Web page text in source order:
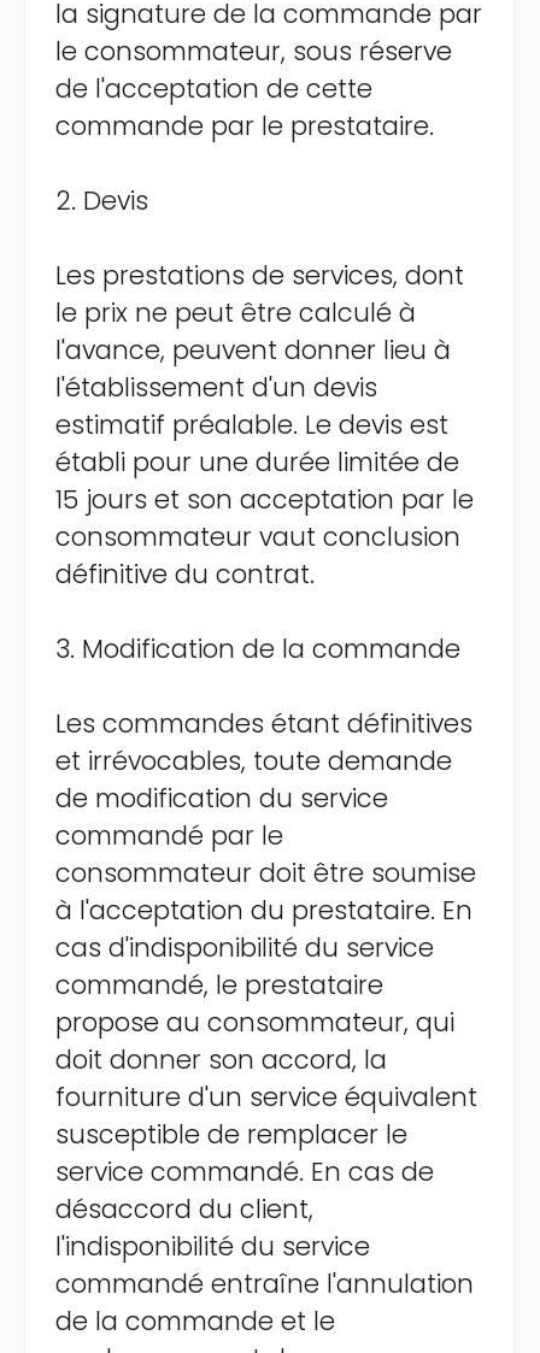
la signature de la commande par
le consommateur, sous réserve
de l'acceptation de cette
commande par le prestataire.
2. Devis
Les prestations de services, dont
le prix ne peut être calculé à
l'avance, peuvent donner lieu à
l'établissement d'un devis
estimatif préalable. Le devis est
établi pour une durée limitée de
15 jours et son acceptation par le
consommateur vaut conclusion
définitive du contrat.
3. Modification de la commande
Les commandes étant définitives
et irrévocables, toute demande
de modification du service
commandé par le
consommateur doit être soumise
à l'acceptation du prestataire. En
cas d'indisponibilité du service
commandé, le prestataire
propose au consommateur, qui
doit donner son accord, la
fourniture d'un service équivalent
susceptible de remplacer le
service commandé. En cas de
désaccord du client,
l'indisponibilité du service
commandé entraîne l'annulation
de la commande et le